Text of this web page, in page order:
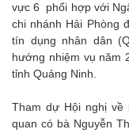
vực 6 phối hợp với
chi nhánh Hải Phòng
tín dụng nhân dân
hướng nhiệm vụ năm
tỉnh Quảng Ninh.
Tham dự Hội nghị về
quan có bà Nguyễn